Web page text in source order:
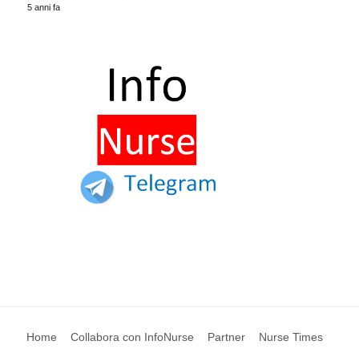
5 anni fa
Home Collabora con InfoNurse Partner Nurse Times